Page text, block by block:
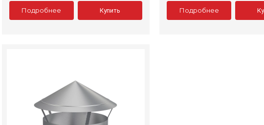
Подробнее Купить Подробнее